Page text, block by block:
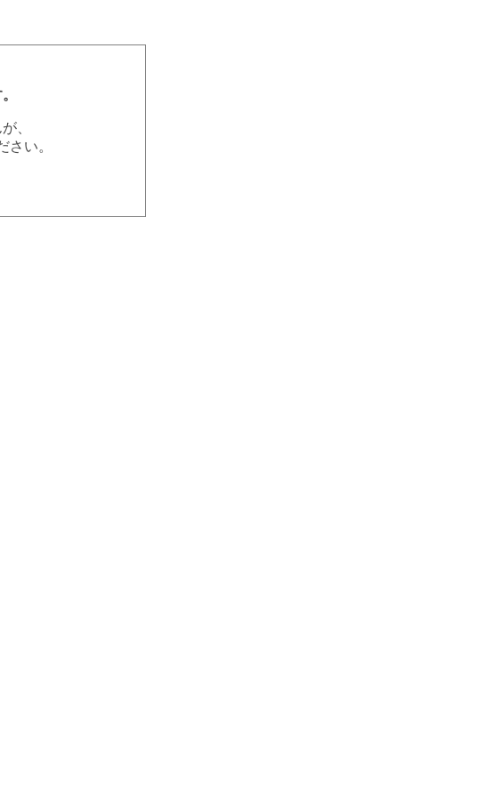
、
さい。